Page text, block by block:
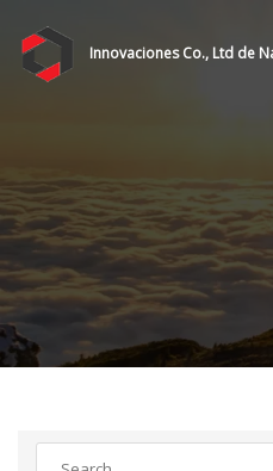
Innovaciones Co., Ltd de